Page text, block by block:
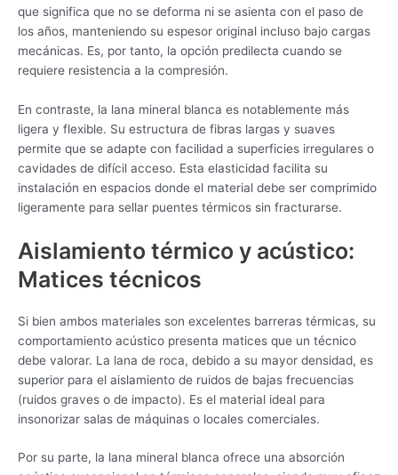
que significa que no se deforma ni se asienta con el paso de
los años, manteniendo su espesor original incluso bajo cargas
mecánicas. Es, por tanto, la opción predilecta cuando se
requiere resistencia a la compresión.
En contraste, la lana mineral blanca es notablemente más
ligera y flexible. Su estructura de fibras largas y suaves
permite que se adapte con facilidad a superficies irregulares o
cavidades de difícil acceso. Esta elasticidad facilita su
instalación en espacios donde el material debe ser comprimido
ligeramente para sellar puentes térmicos sin fracturarse.
Aislamiento térmico y acústico:
Matices técnicos
Si bien ambos materiales son excelentes barreras térmicas, su
comportamiento acústico presenta matices que un técnico
debe valorar. La lana de roca, debido a su mayor densidad, es
superior para el aislamiento de ruidos de bajas frecuencias
(ruidos graves o de impacto). Es el material ideal para
insonorizar salas de máquinas o locales comerciales.
Por su parte, la lana mineral blanca ofrece una absorción